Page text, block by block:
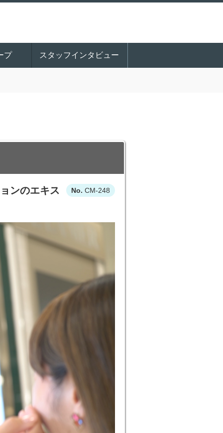
プ スタッフインタビュー
CM-248
ンのエキス